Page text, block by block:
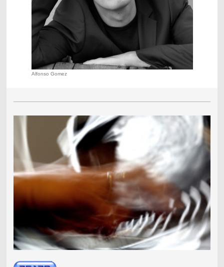
Alfonso Gomez